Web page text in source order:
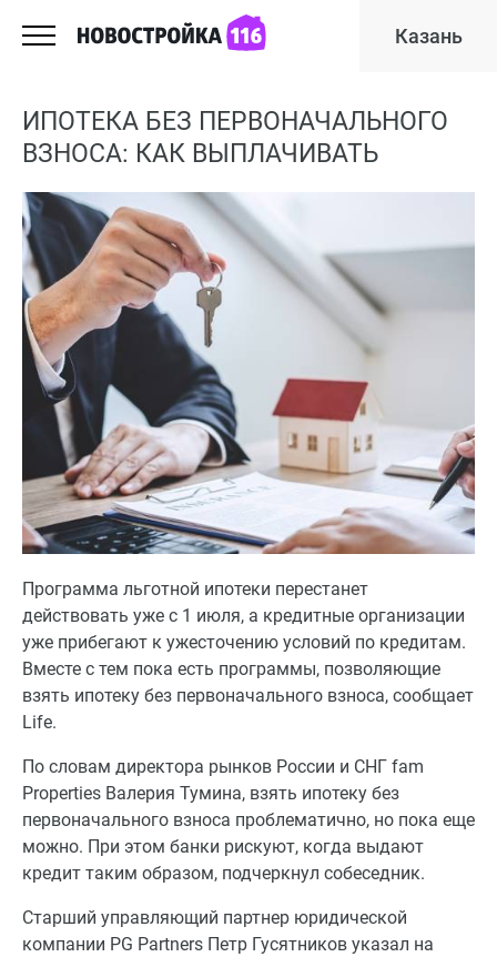
Казань
ИПОТЕКА БЕЗ ПЕРВОНАЧАЛЬНОГО
ВЗНОСА: КАК ВЫПЛАЧИВАТЬ
Программа льготной ипотеки перестанет
действовать уже с 1 июля, а кредитные организации
уже прибегают к ужесточению условий по кредитам.
Вместе с тем пока есть программы, позволяющие
взять ипотеку без первоначального взноса, сообщает
Life.
По словам директора рынков России и СНГ fam
Properties Валерия Тумина, взять ипотеку без
первоначального взноса проблематично, но пока еще
можно. При этом банки рискуют, когда выдают
кредит таким образом, подчеркнул собеседник.
Старший управляющий партнер юридической
компании PG Partners Петр Гусятников указал на